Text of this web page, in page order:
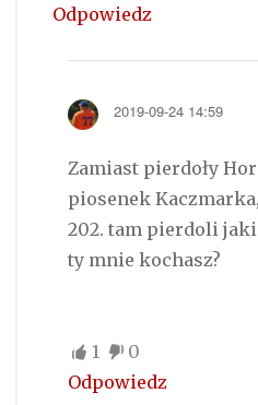
Odpowiedz
2019-09-24 14:59
Zamiast pierdoły
piosenek
202. tam pierdoli
ty mnie kochasz?
1
0
Odpowiedz